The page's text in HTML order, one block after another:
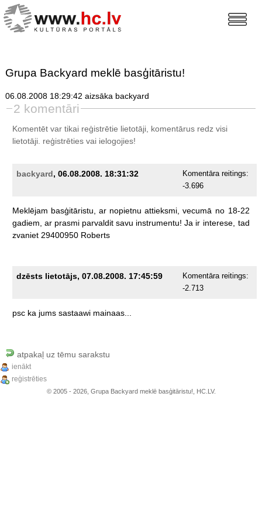
Grupa Backyard meklē basģitāristu!
06.08.2008 18:29:42 aizsāka backyard
2 komentāri
Komentēt var tikai reģistrētie lietotāji, komentārus redz visi
lietotāji. reģistrētiesvai ielogojies!
backyard, 06.08.2008. 18:31:32
Komentāra reitings:
-3.696
Meklējam basģitāristu, ar nopietnu attieksmi, vecumā no 18-22
gadiem, ar prasmi parvaldit savu instrumentu! Ja ir interese, tad
zvaniet 29400950 Roberts
dzēsts lietotājs, 07.08.2008. 17:45:59
Komentāra reitings:
-2.713
psc ka jums sastaawi mainaas...
atpakaļ uz tēmu sarakstu
ienākt
reģistrēties
© 2005 - 2026, Grupa Backyard meklē basģitāristu!, HC.LV.